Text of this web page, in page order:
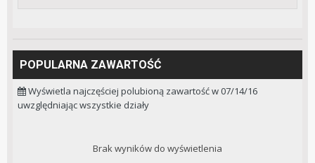
POPULARNA ZAWARTOŚĆ
Wyświetla najczęściej polubioną zawartość w 07/14/16
uwzględniając wszystkie działy
Brak wyników do wyświetlenia